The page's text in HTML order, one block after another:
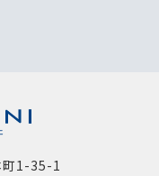
町1-35-1